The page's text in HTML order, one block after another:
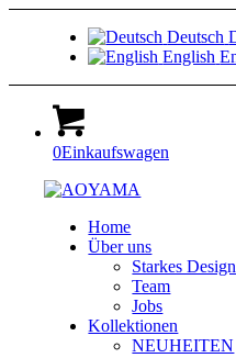
Deutsch
English
0Einkaufswagen
Home
Über uns
Starkes
Team
Jobs
Kollektionen
NEUHEITEN